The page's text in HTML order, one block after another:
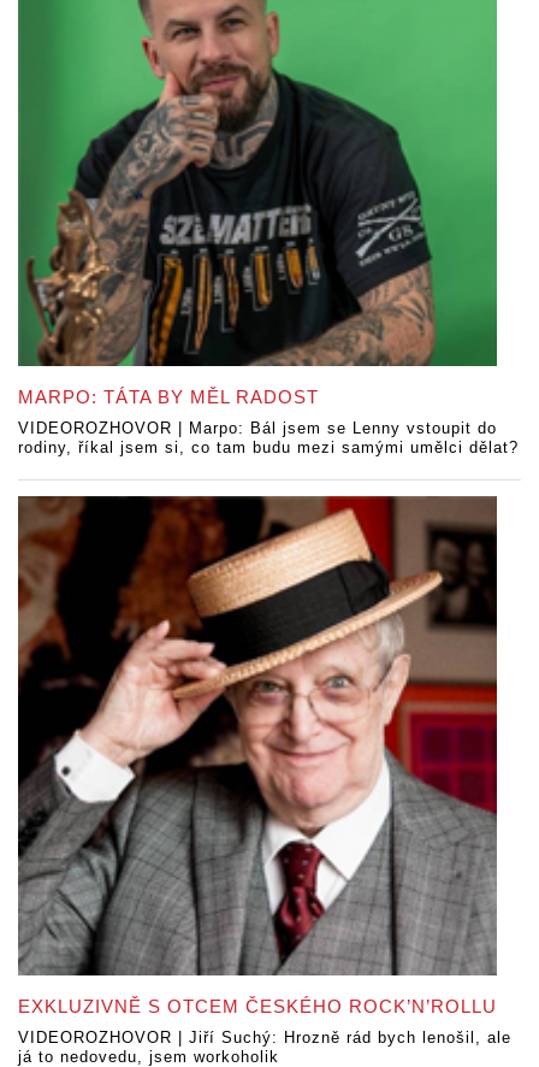
MARPO: TÁTA BY MĚL RADOST
VIDEOROZHOVOR | Marpo: Bál jsem se Lenny vstoupit do
rodiny, říkal jsem si, co tam budu mezi samými umělci dělat?
EXKLUZIVNĚ S OTCEM ČESKÉHO ROCK’N’ROLLU
VIDEOROZHOVOR | Jiří Suchý: Hrozně rád bych lenošil, ale
já to nedovedu, jsem workoholik